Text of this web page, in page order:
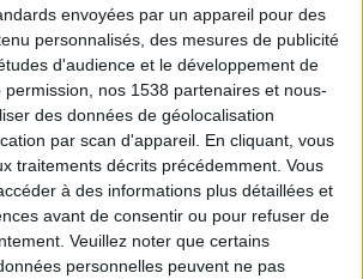
envoyées par un appareil pour des
personnalisés, des mesures de publicité
d'audience et le développement de
permission, nos 1538 partenaires et nous-
des données de géolocalisation
par scan d'appareil. En cliquant, vous
traitements décrits précédemment. Vous
à des informations plus détaillées et
avant de consentir ou pour refuser de
Veuillez noter que certains
personnelles peuvent ne pas
en direct Voir tout